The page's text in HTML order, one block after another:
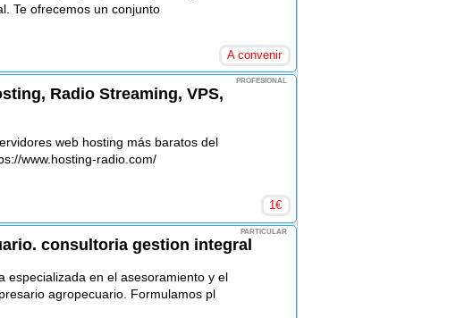
Te ofrecemos un conjunto
A convenir
PROFESIONAL
Radio Streaming, VPS,
web hosting más baratos del
www.hosting-radio.com/
1€
PARTICULAR
consultoria gestion integral
especializada en el asesoramiento y el
agropecuario. Formulamos pl